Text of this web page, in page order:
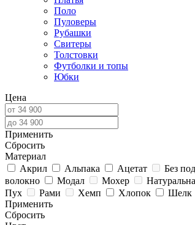
Поло
Пуловеры
Рубашки
Свитеры
Толстовки
Футболки и топы
Юбки
Цена
Применить
Cбросить
Материал
Акрил
Альпака Ацетат Без
волокно
Модал Мохер
Пух
Рами Хемп Хлопок Шелк
Применить
Cбросить